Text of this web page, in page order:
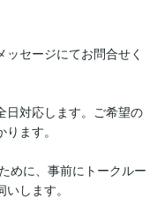
セージにてお問合せく
対応します。ご希望の
ます。
めに、事前にトークルー